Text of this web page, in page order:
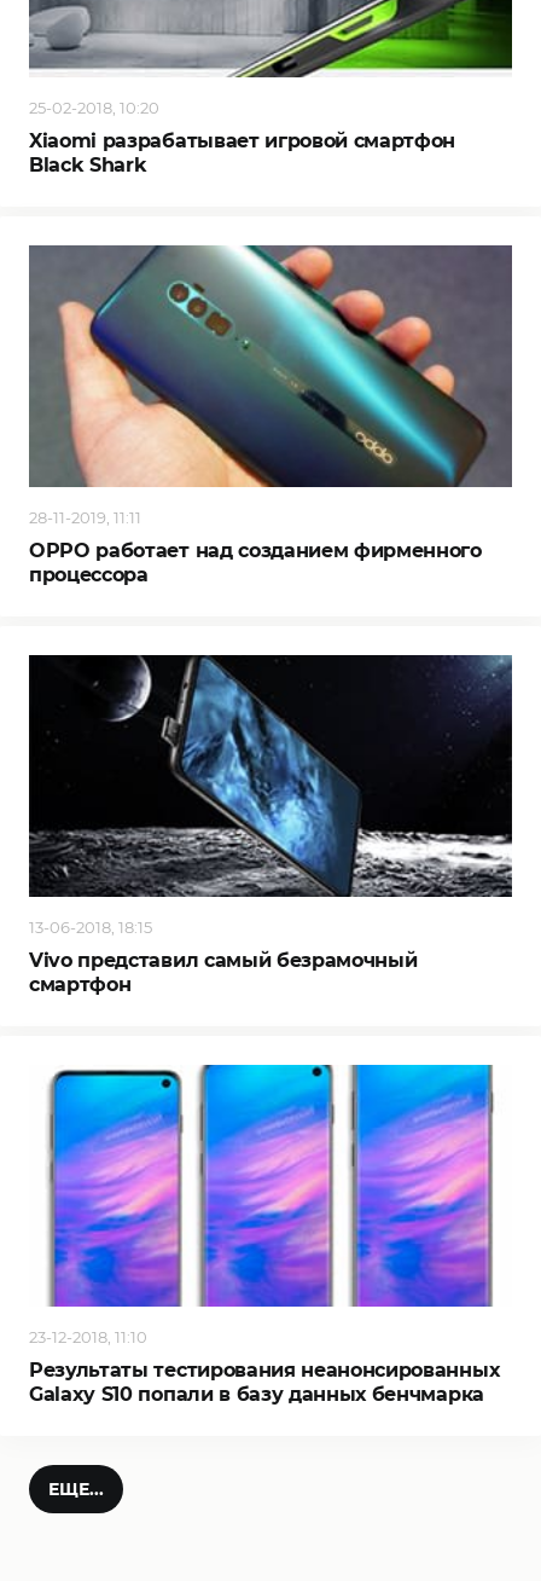
25-02-2018, 10:20
Xiaomi разрабатывает игровой смартфон
Black Shark
28-11-2019, 11:11
OPPO работает над созданием фирменного
процессора
13-06-2018, 18:15
Vivo представил самый безрамочный
смартфон
23-12-2018, 11:10
Результаты тестирования неанонсированных
Galaxy S10 попали в базу данных бенчмарка
ЕЩЕ...